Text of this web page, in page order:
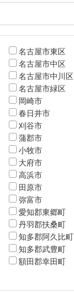
名古屋市東区
名古屋市中区
名古屋市中川区
名古屋市緑区
岡崎市
春日井市
刈谷市
蒲郡市
小牧市
大府市
高浜市
田原市
弥富市
愛知郡東郷町
丹羽郡扶桑町
知多郡阿久比町
知多郡武豊町
額田郡幸田町